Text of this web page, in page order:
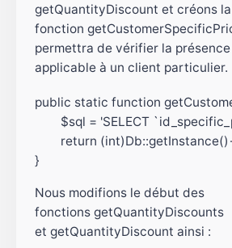
getQuantityDiscount et créons la
fonction
permettra de vérifier la présence
applicable à un client particulier.
public static function
}
Nous modifions le début des
fonctions getQuantityDiscounts
et getQuantityDiscount ainsi :